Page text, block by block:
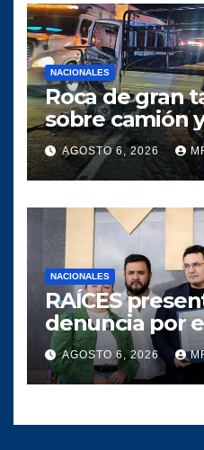
NACIONALES
Roca de gran
sobre camión
heridos en
AGOSTO 6, 2026
NACIONALES
RAÍCES
denuncia por
en los precios
combustible
AGOSTO 6, 2026